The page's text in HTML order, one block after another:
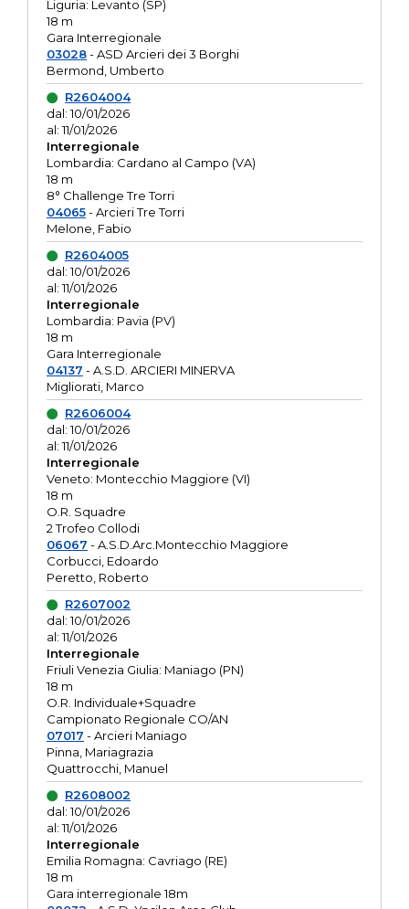
Liguria: Levanto (SP)
18 m
Gara Interregionale
03028- ASD Arcieri dei 3 Borghi
Bermond, Umberto
R2604004
dal: 10/01/2026
al: 11/01/2026
Interregionale
Lombardia: Cardano al Campo (VA)
18 m
8° Challenge Tre Torri
04065- Arcieri Tre Torri
Melone, Fabio
R2604005
dal: 10/01/2026
al: 11/01/2026
Interregionale
Lombardia: Pavia (PV)
18 m
Gara Interregionale
04137 - A.S.D. ARCIERI MINERVA
Migliorati, Marco
R2606004
dal: 10/01/2026
al: 11/01/2026
Interregionale
Veneto: Montecchio Maggiore (VI)
18 m
O.R. Squadre
2 Trofeo Collodi
06067 - A.S.D.Arc.Montecchio Maggiore
Corbucci, Edoardo
Peretto, Roberto
R2607002
dal: 10/01/2026
al: 11/01/2026
Interregionale
Friuli Venezia Giulia: Maniago (PN)
18 m
O.R. Individuale+Squadre
Campionato Regionale CO/AN
07017 - Arcieri Maniago
Pinna, Mariagrazia
Quattrocchi, Manuel
R2608002
dal: 10/01/2026
al: 11/01/2026
Interregionale
Emilia Romagna: Cavriago (RE)
18 m
Gara interregionale 18m